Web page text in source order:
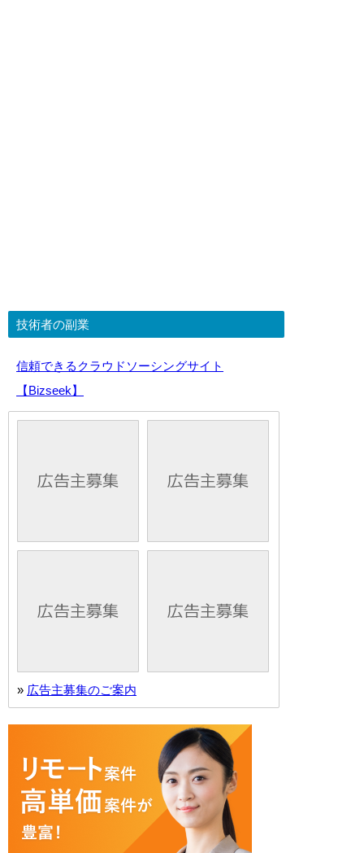
技術者の副業
信頼できるクラウドソーシングサイト
【Bizseek】
» 広告主募集のご案内